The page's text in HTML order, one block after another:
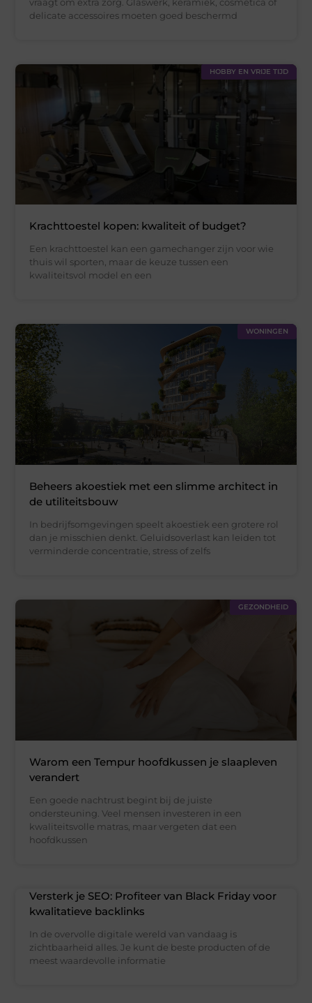
delicate accessoires moeten goed beschermd
HOBBY EN VRIJE TIJD
Krachttoestel kopen: kwaliteit of budget?
Een krachttoestel kan een gamechanger zijn voor wie
thuis wil sporten, maar de keuze tussen een
kwaliteitsvol model en een
WONINGEN
Beheers akoestiek met een slimme architect in
de utiliteitsbouw
In bedrijfsomgevingen speelt akoestiek een grotere rol
dan je misschien denkt. Geluidsoverlast kan leiden tot
verminderde concentratie, stress of zelfs
GEZONDHEID
Warom een Tempur hoofdkussen je slaapleven
verandert
Een goede nachtrust begint bij de juiste
ondersteuning. Veel mensen investeren in een
kwaliteitsvolle matras, maar vergeten dat een
hoofdkussen
Versterk je SEO: Profiteer van Black Friday voor
kwalitatieve backlinks
In de overvolle digitale wereld van vandaag is
zichtbaarheid alles. Je kunt de beste producten of de
meest waardevolle informatie